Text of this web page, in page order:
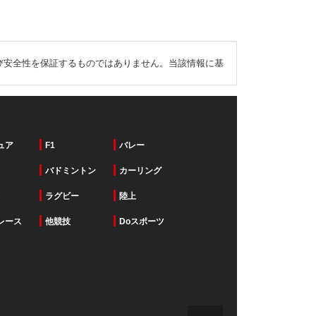
全性を保証するものではありません。当該情報に基
ア F1 バレー
バドミントン カーリング
ラグビー 陸上
ース 他競技 Doスポーツ